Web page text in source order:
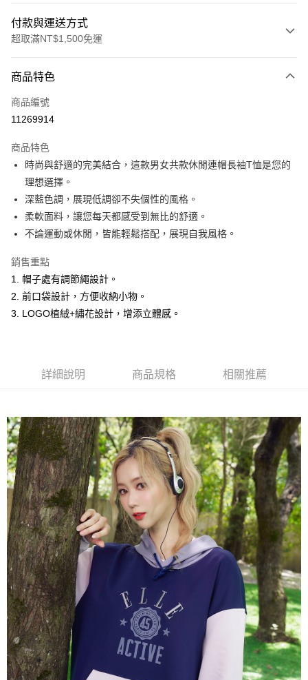
付款與運送方式
超取滿NT$1,500免運
信用卡一次付款
超商取貨付款
Apple Pay
悠遊付
ATM付款
全家取貨付款
每筆NT$60，滿NT$1,500(含以上)免運費
付款後全家取貨
每筆NT$60，滿NT$1,500(含以上)免運費
每筆NT$60，滿NT$1,500(含以上)免運費
7-11取貨付款
每筆NT$60，滿NT$1,500(含以上)免運費
付款後7-11取貨
每筆NT$60，滿NT$1,500(含以上)免運費
宅配(本島)
每筆NT$90，滿NT$1,500(含以上)免運費
宅配(離島)
每筆NT$225，滿NT$1,500(含以上)免運費
商品特色
商品編號
11269914
商品特色
時尚與舒適的完美結合，這款男女共款休閒連帽長袖T恤是您的
理想選擇。
深藍色調，展現低調卻不失個性的風格。
柔軟面料，讓您每天都感受到無比的舒適。
不論運動或休閒，皆能輕鬆搭配，展現自我風格。
銷售重點
1. 帽子處有調節繩設計。
2. 前口袋設計，方便收納小物。
3. LOGO植絨+繡花設計，增添立體感。
詳細說明 商品規格 相關推薦